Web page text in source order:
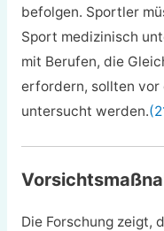
befolgen. Sportler
Sport medizinisch
mit Berufen, die
erfordern, sollten vor
untersucht werden.
Die Forschung zeigt,